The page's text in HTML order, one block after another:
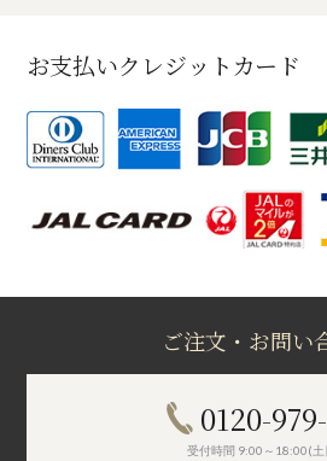
お支払いクレジットカード
ご注文・お問い
0120-
受付時間 9:00～18:00(土